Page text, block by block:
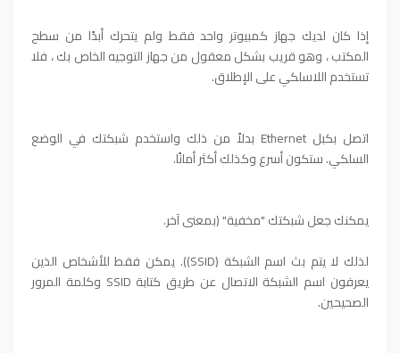
إذا كان لديك جهاز كمبيوتر واحد فقط ولم يتحرك أبدًا من سطح
المكتب ، وهو قريب بشكل معقول من جهاز التوجيه الخاص بك ، فلا
تستخدم اللاسلكي على الإطلاق.
اتصل بكبل Ethernet بدلاً من ذلك واستخدم شبكتك في الوضع
السلكي. ستكون أسرع وكذلك أكثر أمانًا.
يمكنك جعل شبكتك "مخفية" (بمعنى آخر.
لذلك لا يتم بث اسم الشبكة (SSID)). يمكن فقط للأشخاص الذين
يعرفون اسم الشبكة الاتصال عن طريق كتابة SSID وكلمة المرور
الصحيحين.